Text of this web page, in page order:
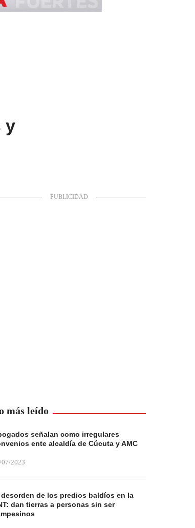
y
más leído
señalan como irregulares
ente alcaldía de Cúcuta y AMC
07/2023
desorden de los predios baldíos en la
dan tierras a personas sin ser